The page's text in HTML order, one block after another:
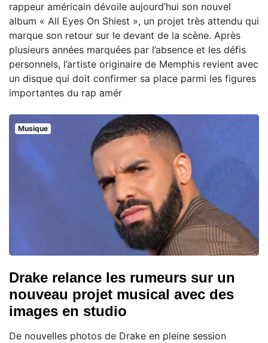
rappeur américain dévoile aujourd’hui son nouvel
album « All Eyes On Shiest », un projet très attendu qui
marque son retour sur le devant de la scène. Après
plusieurs années marquées par l’absence et les défis
personnels, l’artiste originaire de Memphis revient avec
un disque qui doit confirmer sa place parmi les figures
importantes du rap amér
Musique
Drake relance les rumeurs sur un
nouveau projet musical avec des
images en studio
De nouvelles photos de Drake en pleine session